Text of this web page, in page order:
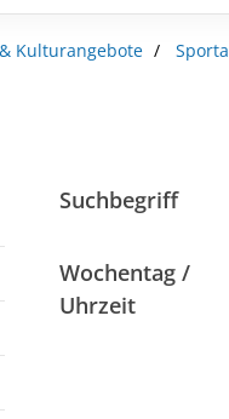
Kulturangebote
Suchbegriff
Wochentag /
Uhrzeit